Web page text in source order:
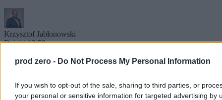
prod zero - Do Not Process My Personal Information
If you wish to opt-out of the sale, sharing to third parties, or
your personal or sensitive information for targeted advertising by
Krzysztof Jabłonowski
Dzisiaj 13:50